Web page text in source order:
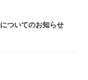
ついてのお知らせ